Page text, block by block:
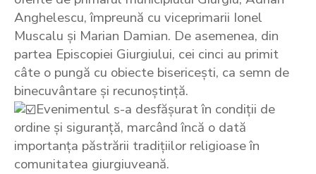
Anghelescu, împreună cu viceprimarii Ionel
Muscalu și Marian Damian. De asemenea, din
partea Episcopiei Giurgiului, cei cinci au primit
câte o pungă cu obiecte bisericești, ca semn de
binecuvântare și recunoștință.
Evenimentul s-a desfășurat în condiții de
ordine și siguranță, marcând încă o dată
importanța păstrării tradițiilor religioase în
comunitatea giurgiuveană.